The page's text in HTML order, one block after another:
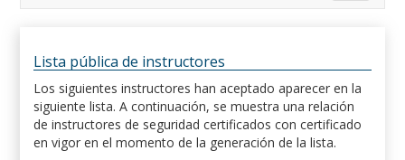
Lista pública de instructores
Los siguientes instructores han aceptado aparecer en la
siguiente lista. A continuación, se muestra una relación
de instructores de seguridad certificados con certificado
en vigor en el momento de la generación de la lista.